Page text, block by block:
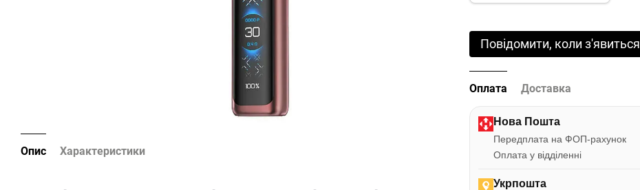
Опис Характеристики
Повідомити, коли з'явиться
Оплата Доставка
Нова Пошта
Передплата на ФОП-рахунок
Оплата у відділенні
Укрпошта